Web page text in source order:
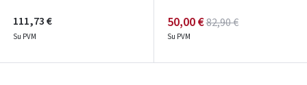
111,73 €
Su PVM
50,00 €82,90 €
Su PVM